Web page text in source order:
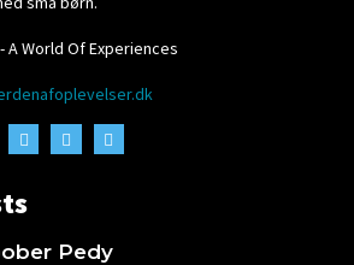
A World Of Experiences
Pedy